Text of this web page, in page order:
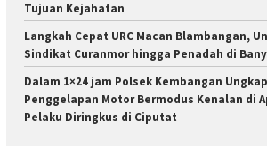
Tujuan Kejahatan
Langkah Cepat URC Macan Blambangan,
Sindikat Curanmor hingga Penadah di
Dalam 1×24 jam Polsek Kembangan
Penggelapan Motor Bermodus Kenalan di
Pelaku Diringkus di Ciputat